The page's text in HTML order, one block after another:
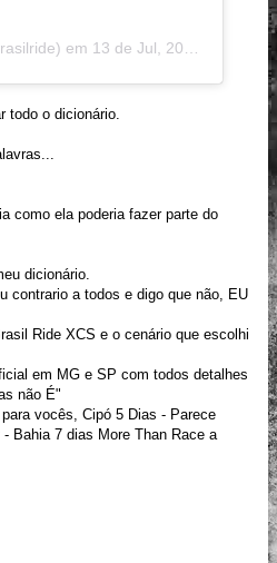
em 13 de Jul, 2020 às 4:19 PDT
todo o dicionário.
como ela poderia fazer parte do
dicionário.
contrario a todos e digo que não, EU
Ride XCS e o cenário que escolhi
em MG e SP com todos detalhes
não É"
vocês, Cipó 5 Dias - Parece
Bahia 7 dias More Than Race a